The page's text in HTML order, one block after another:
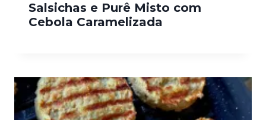
Salsichas e Purê Misto com
Cebola Caramelizada